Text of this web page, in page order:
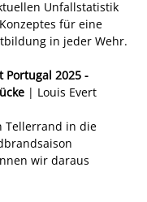
Unfallstatistik
für eine
in jeder Wehr.
Portugal 2025 -
| Louis Evert
Tellerrand in die
wir daraus